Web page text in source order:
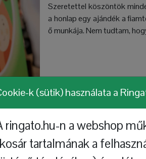
Szeretettel köszöntök
a honlap egy ajándék a
ő munkája. Nem tudtam,
ZENEI NEVELÉS
k (sütik) használata a
ringato.hu-n a webshop
tartalmának a